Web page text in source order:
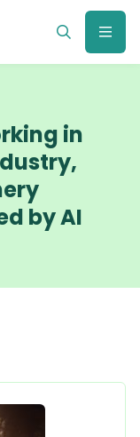
in
by AI